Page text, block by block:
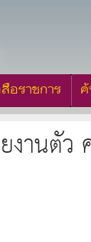
อราชการ
งานตัว